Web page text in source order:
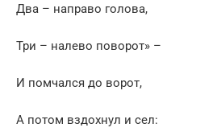
Два – направо голова,
Три – налево поворот» –
И помчался до ворот,
А потом вздохнул и сел: